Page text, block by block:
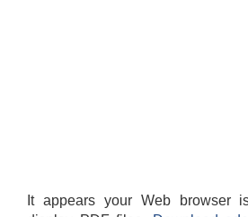
It appears your Web browser